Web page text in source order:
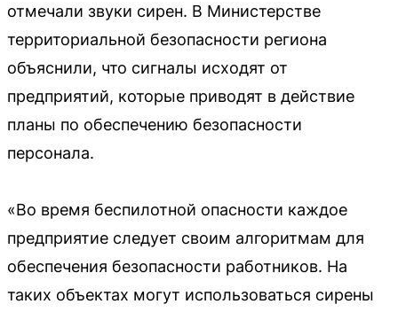
отмечали звуки сирен. В Министерстве
территориальной безопасности региона
объяснили, что сигналы исходят от
предприятий, которые приводят в действие
планы по обеспечению безопасности
персонала.
«Во время беспилотной опасности каждое
предприятие следует своим алгоритмам для
обеспечения безопасности работников. На
таких объектах могут использоваться сирены